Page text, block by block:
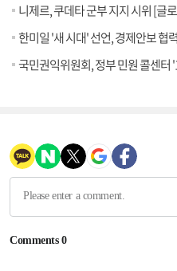
니제르, 쿠데타 군부 지지 시위 [글
한미일 '새 시대' 선언, 경제안보 협
국민권익위원회, 정부 민원 콜센터 '110'으로 통합